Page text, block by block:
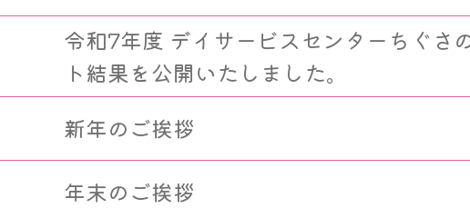
令和7年度 デイサービスセンターちぐさ
ト結果を公開いたしました。
新年のご挨拶
年末のご挨拶